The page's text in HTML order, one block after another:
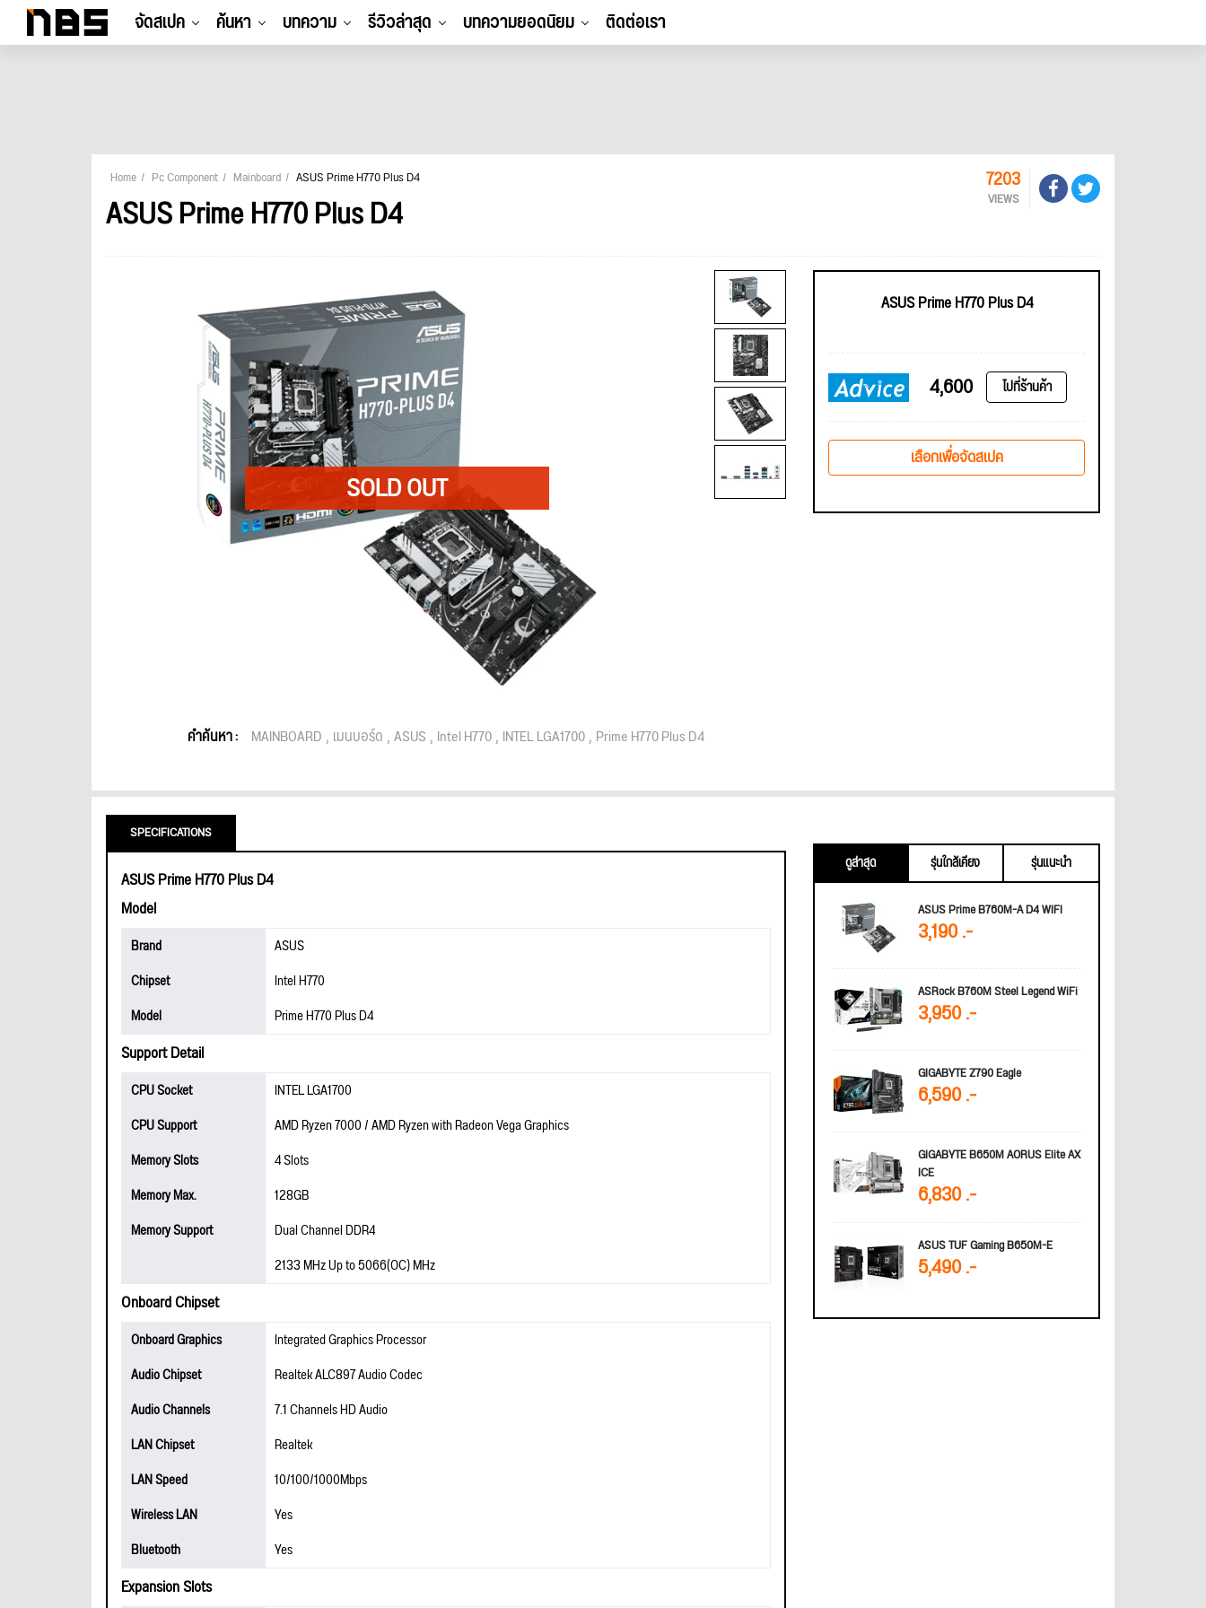
จัดสเปค ค้นหา บทความ รีวิวล่าสุด บทความยอดนิยม ติดต่อเรา
Home Pc Component Mainboard ASUS Prime H770 Plus D4
ASUS Prime H770 Plus D4
7203
VIEWS
คำค้นหา : MAINBOARD เมนบอร์ด ASUS Intel H770 INTEL LGA1700 Prime H770 Plus D4
ASUS Prime H770 Plus D4
4,600 ไปที่ร้านค้า
เลือกเพื่อจัดสเปค
SPECIFICATIONS
ASUS Prime H770 Plus D4
Model
Brand
ASUS
Chipset
Intel H770
Model
Prime H770 Plus D4
Support Detail
CPU Socket
INTEL LGA1700
CPU Support
AMD Ryzen 7000 / AMD Ryzen with Radeon Vega Graphics
Memory Slots
4 Slots
Memory Max.
128GB
Memory Support
Dual Channel DDR4
2133 MHz Up to 5066(OC) MHz
Onboard Chipset
Onboard Graphics
Integrated Graphics Processor
Audio Chipset
Realtek ALC897 Audio Codec
Audio Channels
7.1 Channels HD Audio
LAN Chipset
Realtek
LAN Speed
10/100/1000Mbps
Wireless LAN
Yes
Bluetooth
Yes
Expansion Slots
ดูล่าสุด รุ่นใกล้เคียง
รุ่นแนะนำ
ASUS Prime B760M-A D4 WIFI
3,190 .-
ASRock B760M Steel Legend WiFi
3,950 .-
GIGABYTE Z790 Eagle
6,590 .-
GIGABYTE B650M AORUS Elite AX
ICE
6,830 .-
ASUS TUF Gaming B650M-E
5,490 .-